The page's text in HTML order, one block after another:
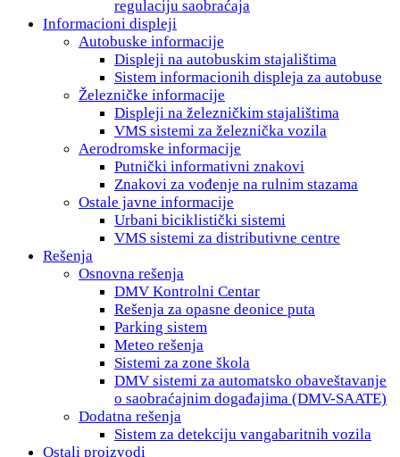
regulaciju saobraćaja
Informacioni displeji
Autobuske informacije
Displeji na autobuskim stajalištima
Sistem informacionih displeja za autobuse
Železničke informacije
Displeji na železničkim stajalištima
VMS sistemi za železnička vozila
Aerodromske informacije
Putnički informativni znakovi
Znakovi za vođenje na rulnim stazama
Ostale javne informacije
Urbani biciklistički sistemi
VMS sistemi za distributivne centre
Rešenja
Osnovna rešenja
DMV Kontrolni Centar
Rešenja za opasne deonice puta
Parking sistem
Meteo rešenja
Sistemi za zone škola
DMV sistemi za automatsko obaveštavanje
o saobraćajnim događajima (DMV-SAATE)
Dodatna rešenja
Sistem za detekciju vangabaritnih vozila
Ostali proizvodi